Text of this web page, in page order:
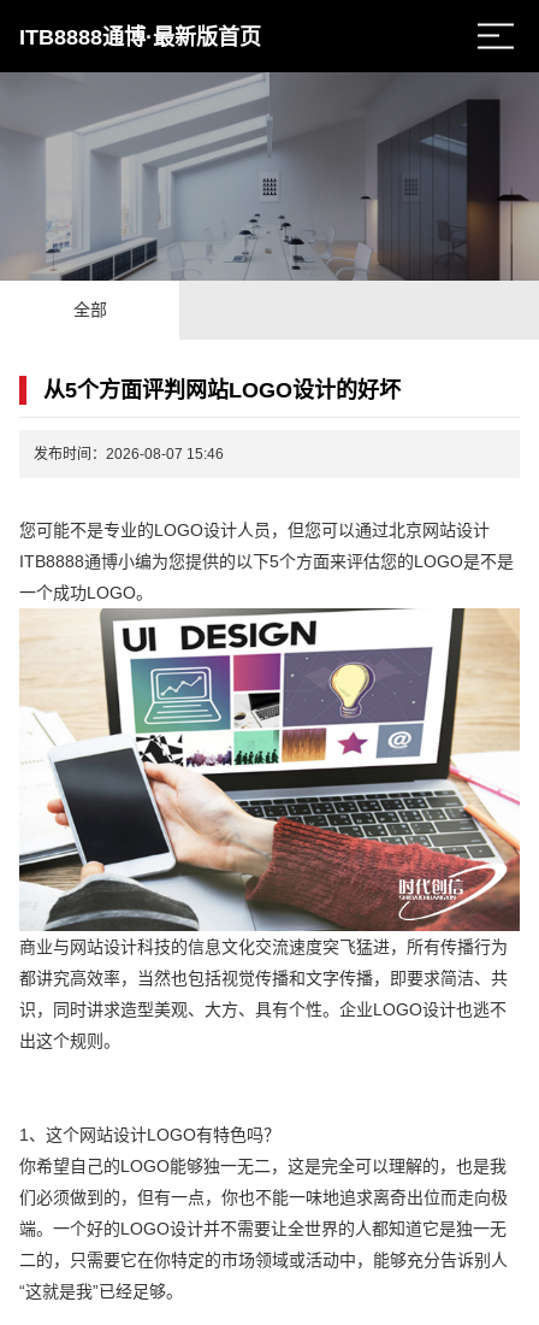
ITB8888通博·最新版首页
全部
从5个方面评判网站LOGO设计的好坏
发布时间：2026-08-07 15:46
您可能不是专业的LOGO设计人员，但您可以通过北京网站设计
ITB8888通博小编为您提供的以下5个方面来评估您的LOGO是不是
一个成功LOGO。
商业与网站设计科技的信息文化交流速度突飞猛进，所有传播行为
都讲究高效率，当然也包括视觉传播和文字传播，即要求简洁、共
识，同时讲求造型美观、大方、具有个性。企业LOGO设计也逃不
出这个规则。
1、这个网站设计LOGO有特色吗？
你希望自己的LOGO能够独一无二，这是完全可以理解的，也是我
们必须做到的，但有一点，你也不能一味地追求离奇出位而走向极
端。一个好的LOGO设计并不需要让全世界的人都知道它是独一无
二的，只需要它在你特定的市场领域或活动中，能够充分告诉别人
“这就是我”已经足够。